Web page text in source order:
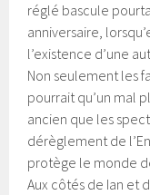
réglé bascule
anniversaire,
l’existence d’une
Non seulement les
pourrait qu’un mal
ancien que les
dérèglement de
protège le monde
Aux côtés de Ian et